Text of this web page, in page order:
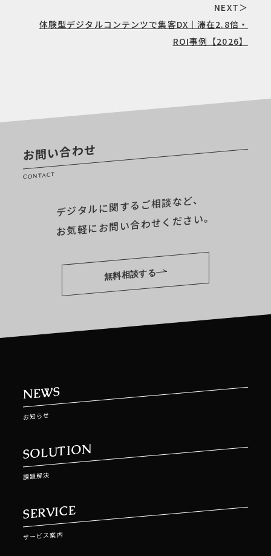
NEXT＞
体験型デジタルコンテンツで集客DX｜滞在2.8倍・
ROI事例【2026】
お問い合わせ
CONTACT
デジタルに関するご相談など、
お気軽にお問い合わせください。
無料相談する
NEWS
お知らせ
SOLUTION
課題解決
SERVICE
サービス案内